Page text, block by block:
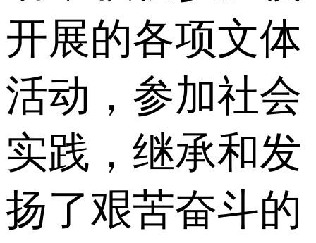
开展的各项文体
活动，参加社会
实践，继承和发
扬了艰苦奋斗的